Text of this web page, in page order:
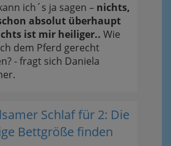
ich´s ja sagen – nichts,
absolut überhaupt
ist mir heiliger.. Wie
dem Pferd gerecht
- fragt sich Daniela
Schlaf für 2: Die
Bettgröße finden